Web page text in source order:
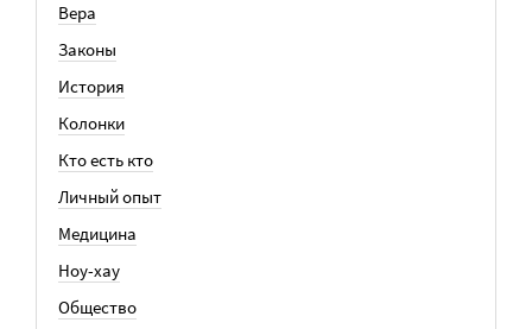
Вера
Законы
История
Колонки
Кто есть кто
Личный опыт
Медицина
Ноу-хау
Общество